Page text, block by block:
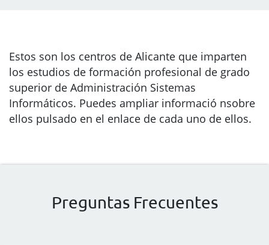
Estos son los centros de Alicante que imparten
los estudios de formación profesional de grado
superior de Administración Sistemas
Informáticos. Puedes ampliar informació nsobre
ellos pulsado en el enlace de cada uno de ellos.
Preguntas Frecuentes